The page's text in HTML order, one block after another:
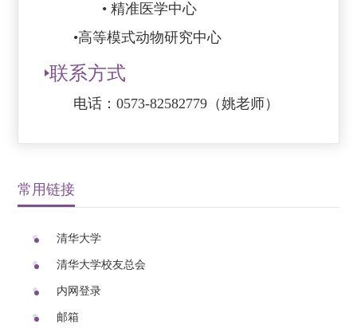
• 精准医学中心
•高等模式动物研究中心
联系方式
电话：0573-82582779（姚老师）
常用链接
清华大学
清华大学校友总会
内网登录
邮箱